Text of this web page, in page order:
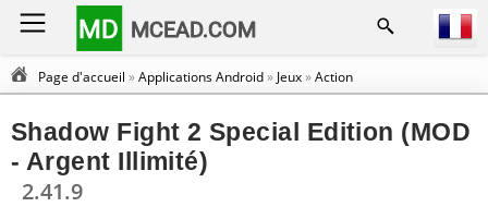
MD MCEAD.COM
Page d'accueil »Applications Android» Jeux»Action
Shadow Fight 2 Special Edition (MOD
- Argent Illimité)
2.41.9